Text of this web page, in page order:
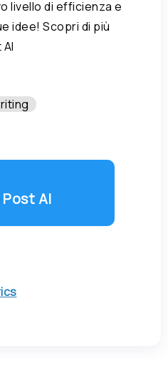
livello di efficienza e
idee! Scopri di più
AI